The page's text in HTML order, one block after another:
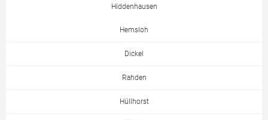
Hiddenhausen
Hemsloh
Dickel
Rahden
Hüllhorst